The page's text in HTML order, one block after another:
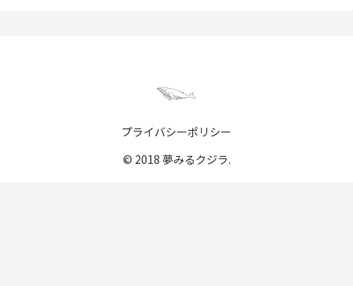
プライバシーポリシー
© 2018 夢みるクジラ.